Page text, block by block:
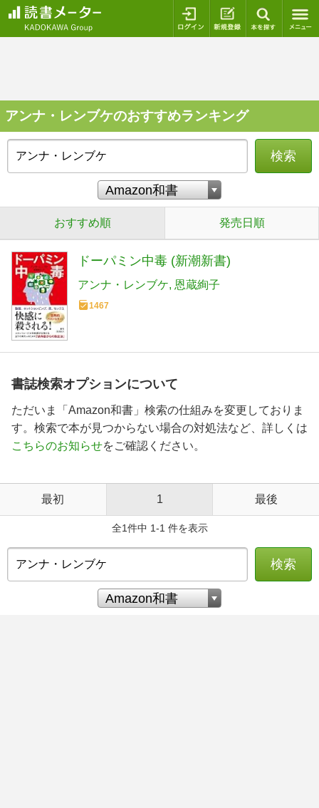
ログイン 新規登録
アンナ・レンブケのおすすめランキング
検索
おすすめ順 発売日順
ドーパミン中毒 (新潮新書)
アンナ・レンブケ 恩蔵絢子
1467
書誌検索オプションについて
ただいま「Amazon和書」検索の仕組みを変更しておりま
す。検索で本が見つからない場合の対処法など、詳しくは
こちらのお知らせをご確認ください。
最初 1 最後
全1件中 1-1 件を表示
検索